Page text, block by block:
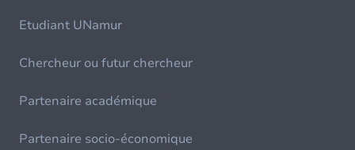
Etudiant UNamur
Chercheur ou futur chercheur
Partenaire académique
Partenaire socio-économique